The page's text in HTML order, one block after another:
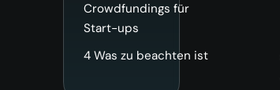
Crowdfundings für
Start-ups
4 Was zu beachten ist